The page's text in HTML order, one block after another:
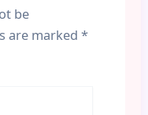
be
are marked *